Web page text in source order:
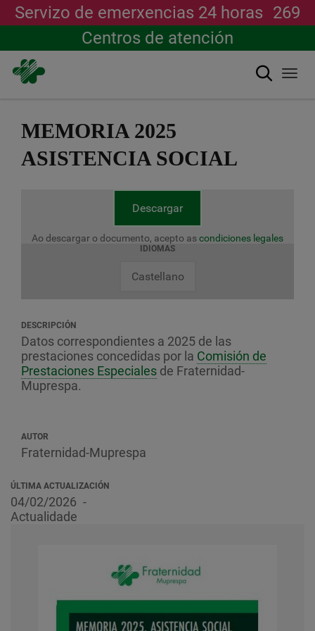
contido
Servizo de emerxencias 24 horas 269
Centros de atención
Buscar
MEMORIA 2025
ASISTENCIA SOCIAL
Descargar
Ao descargar o documento, acepto ascondiciones legales
IDIOMAS
Castellano
DESCRIPCIÓN
Datos correspondientes a 2025 de las
prestaciones concedidas por la Comisión de
Prestaciones Especiales de Fraternidad-
Muprespa.
AUTOR
Fraternidad-Muprespa
ÚLTIMA ACTUALIZACIÓN
04/02/2026
Actualidade